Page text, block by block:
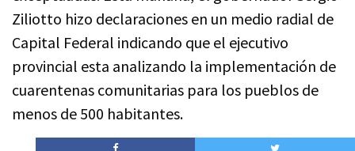
Ziliotto hizo declaraciones en un medio radial de
Capital Federal indicando que el ejecutivo
provincial esta analizando la implementación de
cuarentenas comunitarias para los pueblos de
menos de 500 habitantes.